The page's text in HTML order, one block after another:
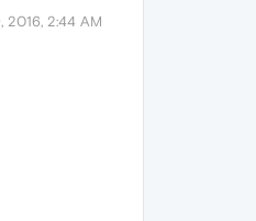
2016, 2:44 AM